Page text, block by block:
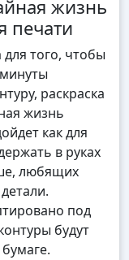
жизнь
печати
того, чтобы
раскраска
жизнь
как для
в руках
любящих
под
будут